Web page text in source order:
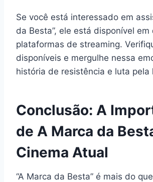
Se você está interessado em
da Besta”, ele está disponível em
plataformas de streaming.
disponíveis e mergulhe nessa
história de resistência e luta pela
Conclusão: A
de A Marca da
Cinema Atual
“A Marca da Besta” é mais do